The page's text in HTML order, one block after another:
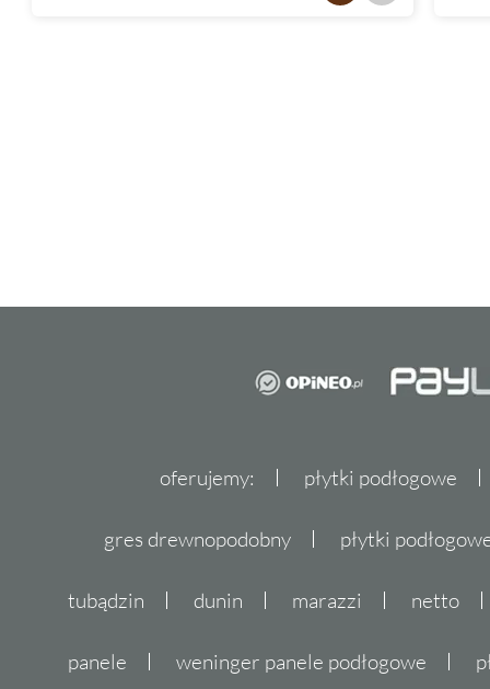
oferujemy: płytki podłogowe
gres drewnopodobny płytki
tubądzin dunin marazzi netto
panele weninger panele podłogowe